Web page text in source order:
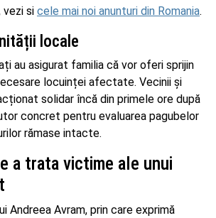
vezi si cele mai noi anunturi din Romania.
locale
au asigurat familia că vor oferi sprijin
locuinței afectate. Vecinii și
solidar încă din primele ore după
concret pentru evaluarea pagubelor
rămase intacte.
a trata victime ale unui
Andreea Avram, prin care exprimă